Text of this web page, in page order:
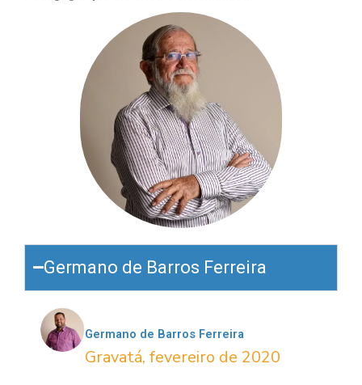
Germano de Barros Ferreira
Germano de Barros Ferreira
Gravatá, fevereiro de 2020